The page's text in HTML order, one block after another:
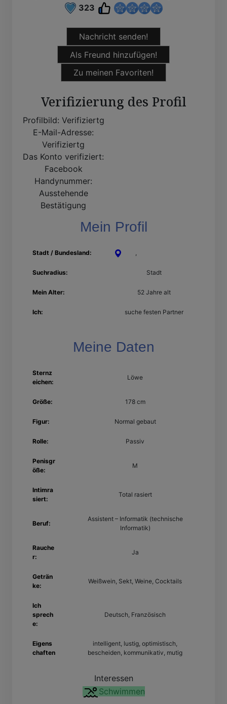
323
Nachricht senden!
Als Freund hinzufügen!
Zu meinen Favoriten!
Verifizierung des Profil
Profilbild: Verifiziertg
E-Mail-Adresse:
Verifiziertg
Das Konto verifiziert:
Facebook
Handynummer:
Ausstehende
Bestätigung
Mein Profil
Stadt / Bundesland: ,
Suchradius: Stadt
Mein Alter: 52 Jahre alt
Ich: suche festen Partner
Meine Daten
Sternz
eichen:
Löwe
Größe: 178 cm
Figur: Normal gebaut
Rolle: Passiv
Penisgr
öße:
M
Intimra
siert:
Total rasiert
Beruf:
Assistent – Informatik (technische
Informatik)
Rauche
r:
Ja
Geträn
ke:
Weißwein, Sekt, Weine, Cocktails
Ich
sprech
e:
Deutsch, Französisch
Eigens
chaften
intelligent, lustig, optimistisch,
bescheiden, kommunikativ, mutig
Interessen
Schwimmen